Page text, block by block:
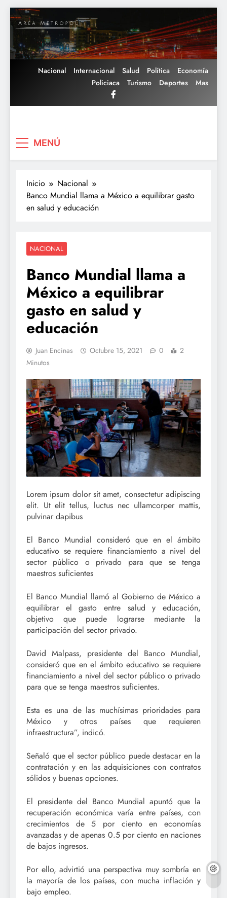
Saltar
al
contenido
Nacional Internacional Salud Política
Economía
Policiaca
Turismo Deportes Mas
MENÚ
Inicio
Nacional
Banco Mundial llama a México a equilibrar gasto
en salud y educación
NACIONAL
Banco Mundial llama a
México a equilibrar
gasto en salud y
educación
Juan Encinas Octubre 15, 2021 0
2
Minutos
Lorem ipsum dolor sit amet, consectetur adipiscing
elit. Ut elit tellus, luctus nec ullamcorper mattis,
pulvinar dapibus
El Banco Mundial consideró que en el ámbito
educativo se requiere financiamiento a nivel del
sector público o privado para que se tenga
maestros suficientes
El Banco Mundial llamó al Gobierno de México a
equilibrar el gasto entre salud y educación,
objetivo que puede lograrse mediante la
participación del sector privado.
David Malpass, presidente del Banco Mundial,
consideró que en el ámbito educativo se requiere
financiamiento a nivel del sector público o privado
para que se tenga maestros suficientes.
Esta es una de las muchísimas prioridades para
México y otros países que requieren
infraestructura”, indicó.
Señaló que el sector público puede destacar en la
contratación y en las adquisiciones con contratos
sólidos y buenas opciones.
El presidente del Banco Mundial apuntó que la
recuperación económica varía entre países, con
crecimientos de 5 por ciento en economías
avanzadas y de apenas 0.5 por ciento en naciones
de bajos ingresos.
Por ello, advirtió una perspectiva muy sombría en
la mayoría de los países, con mucha inflación y
bajo empleo.